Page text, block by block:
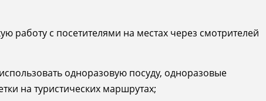
работу с посетителями на местах через смотрителей
одноразовую посуду, одноразовые
на туристических маршрутах;